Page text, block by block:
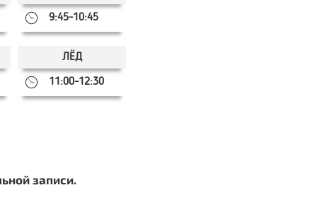
9:45-10:45
ЛЁД
11:00-12:30
записи.